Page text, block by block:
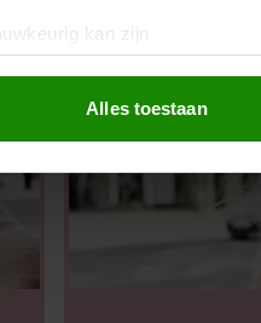
kan zijn
(fingerprinting)
media te bieden en om
onze partners voor social
andere informatie die u aan
akkoord met onze cookies
Alles toestaan